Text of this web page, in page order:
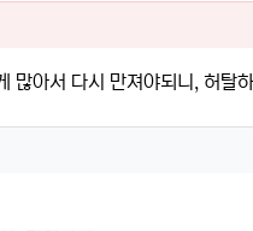
많아서 다시 만져야되니, 허탈